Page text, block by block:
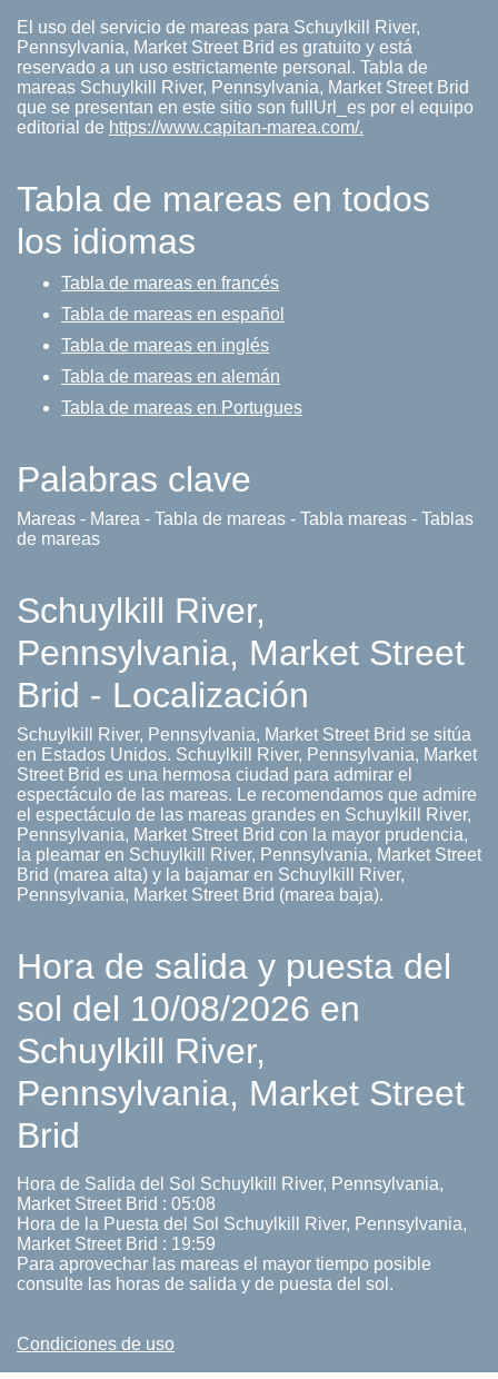
El uso del servicio de mareas para Schuylkill River,
Pennsylvania, Market Street Brid es gratuito y está
reservado a un uso estrictamente personal. Tabla de
mareas Schuylkill River, Pennsylvania, Market Street Brid
que se presentan en este sitio son fullUrl_es por el equipo
editorial de https://www.capitan-marea.com/.
Tabla de mareas en todos
los idiomas
Tabla de mareas en francés
Tabla de mareas en español
Tabla de mareas en inglés
Tabla de mareas en alemán
Tabla de mareas en Portugues
Palabras clave
Mareas - Marea - Tabla de mareas - Tabla mareas - Tablas
de mareas
Schuylkill River,
Pennsylvania, Market Street
Brid - Localización
Schuylkill River, Pennsylvania, Market Street Brid se sitúa
en Estados Unidos. Schuylkill River, Pennsylvania, Market
Street Brid es una hermosa ciudad para admirar el
espectáculo de las mareas. Le recomendamos que admire
el espectáculo de las mareas grandes en Schuylkill River,
Pennsylvania, Market Street Brid con la mayor prudencia,
la pleamar en Schuylkill River, Pennsylvania, Market Street
Brid (marea alta) y la bajamar en Schuylkill River,
Pennsylvania, Market Street Brid (marea baja).
Hora de salida y puesta del
sol del 10/08/2026 en
Schuylkill River,
Pennsylvania, Market Street
Brid
Hora de Salida del Sol Schuylkill River, Pennsylvania,
Market Street Brid : 05:08
Hora de la Puesta del Sol Schuylkill River, Pennsylvania,
Market Street Brid : 19:59
Para aprovechar las mareas el mayor tiempo posible
consulte las horas de salida y de puesta del sol.
Condiciones de uso